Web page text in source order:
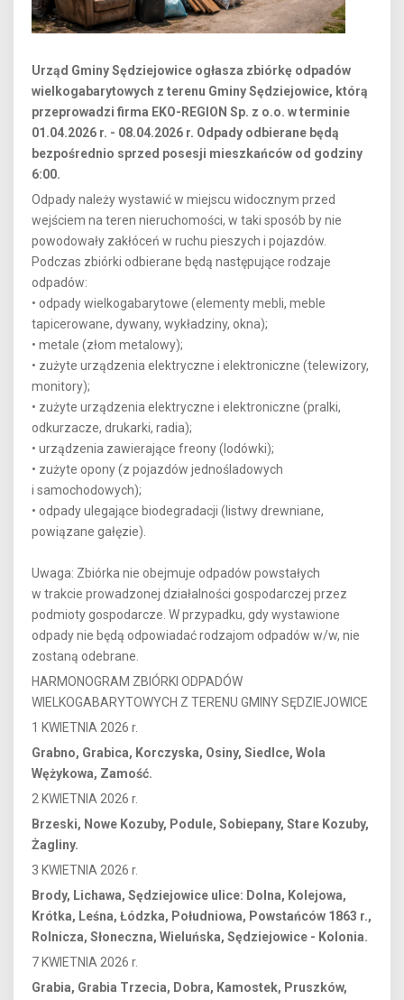
Urząd Gminy Sędziejowice ogłasza zbiórkę odpadów
wielkogabarytowych z terenu Gminy Sędziejowice, którą
przeprowadzi firma EKO-REGION Sp. z o.o. w terminie
01.04.2026 r. - 08.04.2026 r. Odpady odbierane będą
bezpośrednio sprzed posesji mieszkańców od godziny
6:00.
Odpady należy wystawić w miejscu widocznym przed
wejściem na teren nieruchomości, w taki sposób by nie
powodowały zakłóceń w ruchu pieszych i pojazdów.
Podczas zbiórki odbierane będą następujące rodzaje
odpadów:
• odpady wielkogabarytowe (elementy mebli, meble
tapicerowane, dywany, wykładziny, okna);
• metale (złom metalowy);
• zużyte urządzenia elektryczne i elektroniczne (telewizory,
monitory);
• zużyte urządzenia elektryczne i elektroniczne (pralki,
odkurzacze, drukarki, radia);
• urządzenia zawierające freony (lodówki);
• zużyte opony (z pojazdów jednośladowych
i samochodowych);
• odpady ulegające biodegradacji (listwy drewniane,
powiązane gałęzie).
Uwaga: Zbiórka nie obejmuje odpadów powstałych
w trakcie prowadzonej działalności gospodarczej przez
podmioty gospodarcze. W przypadku, gdy wystawione
odpady nie będą odpowiadać rodzajom odpadów w/w, nie
zostaną odebrane.
HARMONOGRAM ZBIÓRKI ODPADÓW
WIELKOGABARYTOWYCH Z TERENU GMINY SĘDZIEJOWICE
1 KWIETNIA 2026 r.
Grabno, Grabica, Korczyska, Osiny, Siedlce, Wola
Wężykowa, Zamość.
2 KWIETNIA 2026 r.
Brzeski, Nowe Kozuby, Podule, Sobiepany, Stare Kozuby,
Żagliny.
3 KWIETNIA 2026 r.
Brody, Lichawa, Sędziejowice ulice: Dolna, Kolejowa,
Krótka, Leśna, Łódzka, Południowa, Powstańców 1863 r.,
Rolnicza, Słoneczna, Wieluńska, Sędziejowice - Kolonia.
7 KWIETNIA 2026 r.
Grabia, Grabia Trzecia, Dobra, Kamostek, Pruszków,